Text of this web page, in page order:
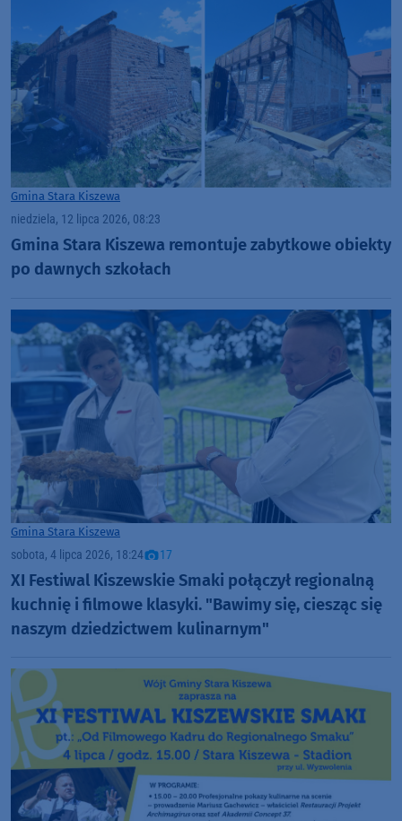
Gmina Stara Kiszewa
niedziela, 12 lipca 2026, 08:23
Gmina Stara Kiszewa remontuje zabytkowe obiekty
po dawnych szkołach
Gmina Stara Kiszewa
sobota, 4 lipca 2026, 18:24 17
XI Festiwal Kiszewskie Smaki połączył regionalną
kuchnię i filmowe klasyki. "Bawimy się, ciesząc się
naszym dziedzictwem kulinarnym"